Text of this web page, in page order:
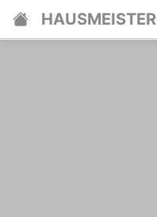
HAUSMEISTER